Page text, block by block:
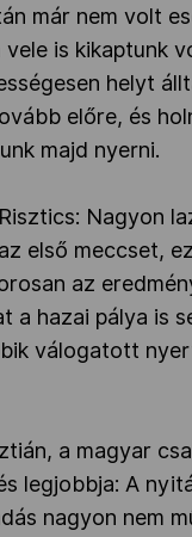
már nem volt
is kikaptunk
helyt
előre, és
majd nyerni.
Nagyon
első meccset,
az
a hazai pálya is
válogatott
a magyar
legjobbja: A
nagyon nem